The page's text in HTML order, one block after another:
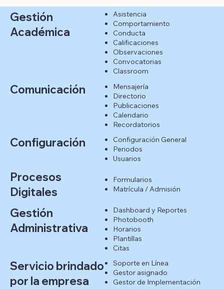
Gestión
Académica
Asistencia
Comportamiento
Conducta
Calificaciones
Observaciones
Convocatorias
Classroom
Comunicación
Mensajería
Directorio
Publicaciones
Calendario
Recordatorios
Configuración
Configuración General
Periodos
Usuarios
Procesos
Digitales
Formularios
Matrícula / Admisión
Gestión
Administrativa
Dashboard y Reportes
Photobooth
Horarios
Plantillas
Citas
Servicio brindado
por la empresa
Soporte en Línea
Gestor asignado
Gestor de Implementación